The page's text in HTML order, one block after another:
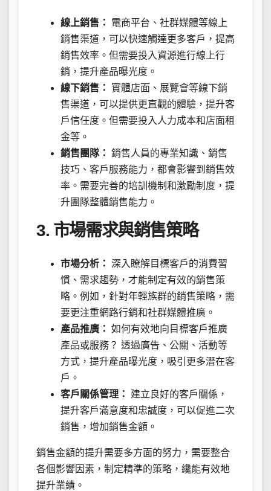
線上銷售：
電商平台、社群媒體等線上
銷售渠道，可以快速觸達更多客戶，提高
銷售效率。但需要投入資源進行線上行
銷，提升產品曝光度。
線下銷售： 實體店面、展覽會等線下銷
售渠道，可以提供更直觀的體驗，提升客
戶信任度。但需要投入人力成本和店面租
金等。
銷售團隊： 銷售人員的專業知識、銷售
技巧、客戶服務能力，都會影響到銷售效
率。需要完善的培訓機制和激勵制度，提
升團隊整體銷售能力。
3. 市場需求與銷售策略
市場分析： 深入瞭解目標客戶的消費習
慣、需求趨勢，才能制定有效的銷售策
略。例如，針對年輕族群的銷售策略，需
要更注重網路行銷和社群媒體推廣。
產品推廣： 如何有效地向目標客戶推廣
產品或服務？ 透過廣告、公關、活動等
方式，提升產品曝光度，吸引更多潛在客
戶。
客戶關係管理：
建立良好的客戶關係，
提升客戶滿意度和忠誠度，可以促進二次
銷售，增加銷售金額。
銷售金額的提升需要多方面的努力，需要整合
各個影響因素，制定精準的策略，纔能有效地
提升業績。